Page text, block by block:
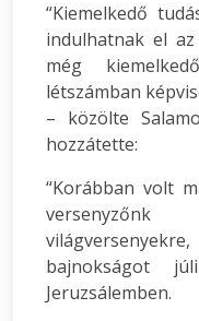
“Kiemelkedő
indulhatnak el
még
létszámban
– közölte
hozzátette:
“Korábban volt
bajnokságot
Jeruzsálemben.